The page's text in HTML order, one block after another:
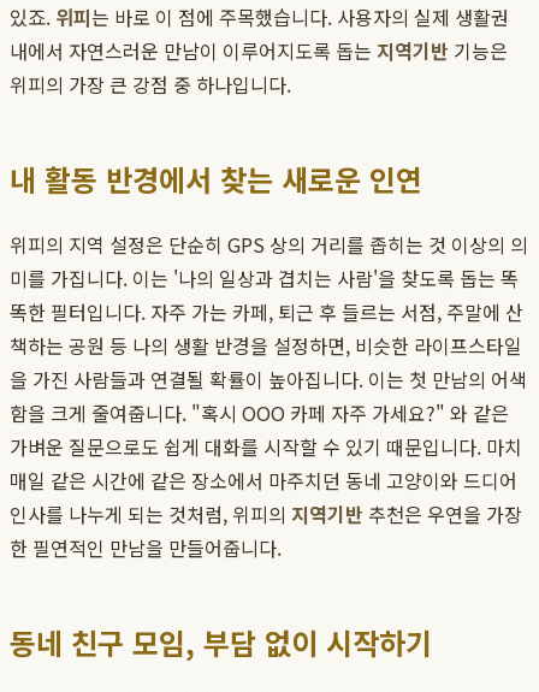
있죠. 위피는 바로 이 점에 주목했습니다. 사용자의 실제 생활권
내에서 자연스러운 만남이 이루어지도록 돕는 지역기반 기능은
위피의 가장 큰 강점 중 하나입니다.
내 활동 반경에서 찾는 새로운 인연
위피의 지역 설정은 단순히 GPS 상의 거리를 좁히는 것 이상의 의
미를 가집니다. 이는 '나의 일상과 겹치는 사람'을 찾도록 돕는 똑
똑한 필터입니다. 자주 가는 카페, 퇴근 후 들르는 서점, 주말에 산
책하는 공원 등 나의 생활 반경을 설정하면, 비슷한 라이프스타일
을 가진 사람들과 연결될 확률이 높아집니다. 이는 첫 만남의 어색
함을 크게 줄여줍니다. "혹시 OOO 카페 자주 가세요?" 와 같은
가벼운 질문으로도 쉽게 대화를 시작할 수 있기 때문입니다. 마치
매일 같은 시간에 같은 장소에서 마주치던 동네 고양이와 드디어
인사를 나누게 되는 것처럼, 위피의 지역기반 추천은 우연을 가장
한 필연적인 만남을 만들어줍니다.
동네 친구 모임, 부담 없이 시작하기